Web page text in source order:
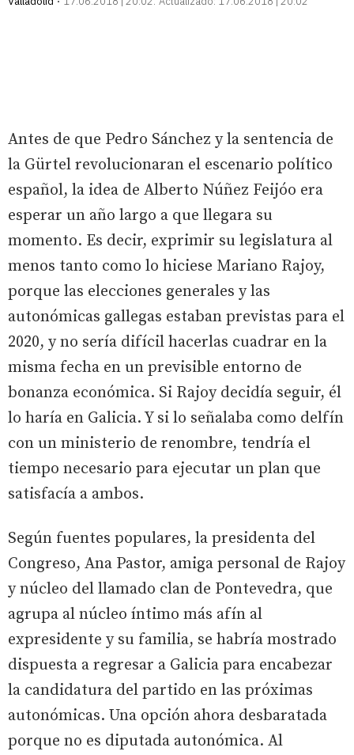
Antes de que Pedro Sánchez y la sentencia de
la Gürtel revolucionaran el escenario político
español, la idea de Alberto Núñez Feijóo era
esperar un año largo a que llegara su
momento. Es decir, exprimir su legislatura al
menos tanto como lo hiciese Mariano Rajoy,
porque las elecciones generales y las
autonómicas gallegas estaban previstas para el
2020, y no sería difícil hacerlas cuadrar en la
misma fecha en un previsible entorno de
bonanza económica. Si Rajoy decidía seguir, él
lo haría en Galicia. Y si lo señalaba como delfín
con un ministerio de renombre, tendría el
tiempo necesario para ejecutar un plan que
satisfacía a ambos.
Según fuentes populares, la presidenta del
Congreso, Ana Pastor, amiga personal de Rajoy
y núcleo del llamado clan de Pontevedra, que
agrupa al núcleo íntimo más afín al
expresidente y su familia, se habría mostrado
dispuesta a regresar a Galicia para encabezar
la candidatura del partido en las próximas
autonómicas. Una opción ahora desbaratada
porque no es diputada autonómica. Al